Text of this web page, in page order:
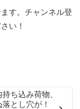
す。チャンネル登
い！
ち込み荷物、
とし穴が！